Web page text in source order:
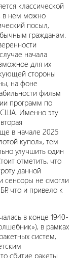
классической
в нем можно
посыл,
гражданам.
начала
для их
стороны
на фоне
фильм
программ по
Именно эту
в начале 2025
купол», тем
улучшить один
отметить, что
данной
сенсоры не смогли
что и привело к
в конце 1940-
в рамках
систем,
сбитие ракеты